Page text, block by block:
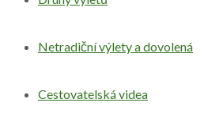
Netradiční výlety a dovolená
Cestovatelská videa